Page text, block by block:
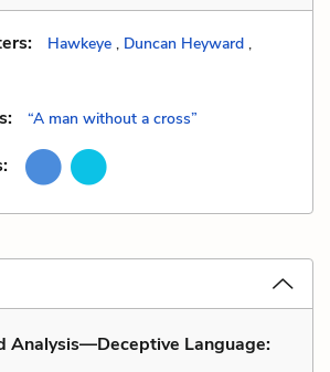
Hawkeye , Duncan Heyward ,
“A man without a cross”
Analysis—Deceptive Language: